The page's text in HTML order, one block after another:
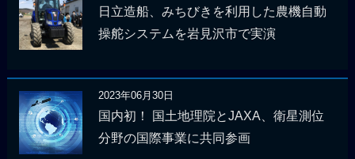
日立造船、みちびきを利用した農機自動
操舵システムを岩見沢市で実演
2023年06月30日
国内初！ 国土地理院とJAXA、衛星測位
分野の国際事業に共同参画